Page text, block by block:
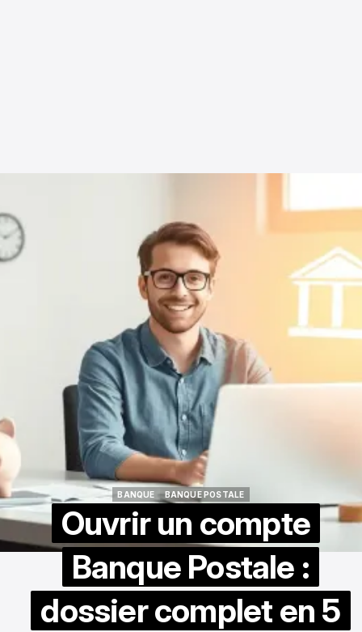
BANQUE
BANQUE POSTALE
Ouvrir un compte
Banque Postale :
dossier complet en 5